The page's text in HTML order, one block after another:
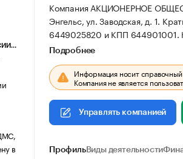
в
Компания АКЦИОНЕРНОЕ
Энгельс, ул. Заводская, д. 1.
6449025820 и КПП 644901001.
Подробнее
Информация носит справочный
Компания не является
Управлять компанией
ПрофильВиды деятельности